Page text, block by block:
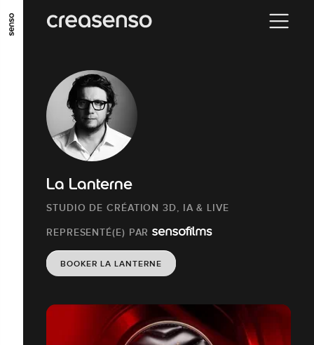
ALLER AU CONTENU PRINCIPAL
ALLER EN BAS DE PAGE
La Lanterne
STUDIO DE CRÉATION 3D, IA & LIVE
REPRESENTÉ(E) PAR
BOOKER LA LANTERNE